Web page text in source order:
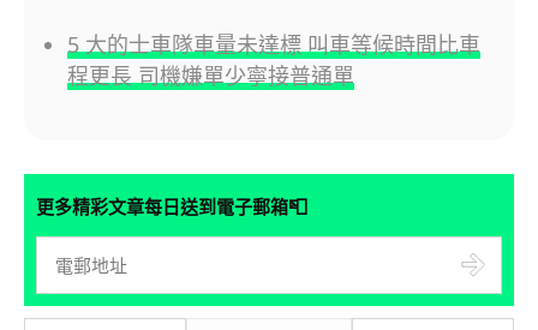
5 大的士車隊車量未達標 叫車等候時間比車
程更長 司機嫌單少寧接普通單
更多精彩文章每日送到電子郵箱📮